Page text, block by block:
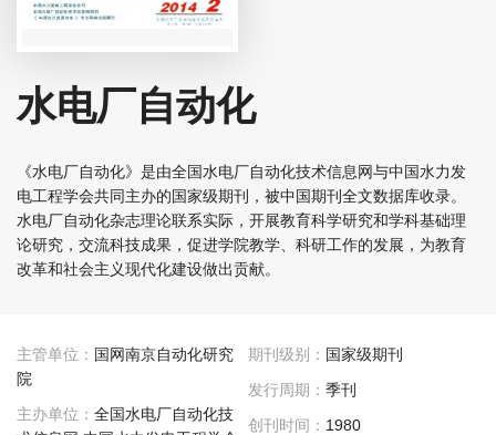
水电厂自动化
《水电厂自动化》是由全国水电厂自动化技术信息网与中国水力发
电工程学会共同主办的国家级期刊，被中国期刊全文数据库收录。
水电厂自动化杂志理论联系实际，开展教育科学研究和学科基础理
论研究，交流科技成果，促进学院教学、科研工作的发展，为教育
改革和社会主义现代化建设做出贡献。
主管单位： 国网南京自动化研究
院
主办单位： 全国水电厂自动化技
期刊级别： 国家级期刊
发行周期： 季刊
创刊时间： 1980